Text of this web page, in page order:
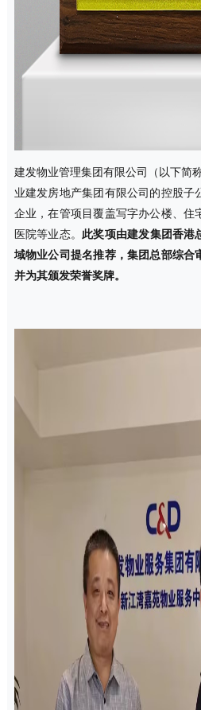
建发物业管理集团有限公司（以下简
业建发房地产集团有限公司的控股子
企业，在管项目覆盖写字办公楼、住
医院等业态。此奖项由建发集团香港
域物业公司提名推荐，集团总部综合
并为其颁发荣誉奖牌。